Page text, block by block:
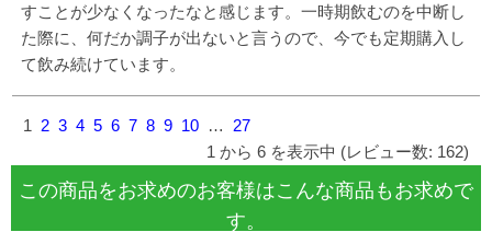
すことが少なくなったなと感じます。一時期飲むのを中断し
た際に、何だか調子が出ないと言うので、今でも定期購入し
て飲み続けています。
1 2 3 4 5 6 7 8 9 10 …
27
1 から 6 を表示中 (レビュー数: 162)
この商品をお求めのお客様はこんな商品もお求めで
す。